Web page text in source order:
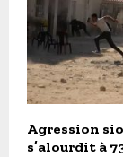
Agression
s’alourdit à